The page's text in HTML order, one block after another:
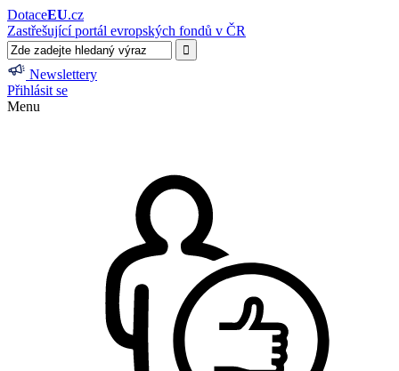
DotaceEU.cz
Zastřešující portál evropských fondů v ČR
Newslettery
Přihlásit se
Menu